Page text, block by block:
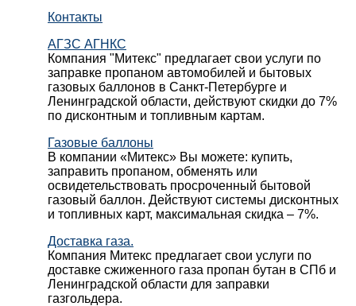
Контакты
АГЗС АГНКС
Компания "Митекс" предлагает свои услуги по
заправке пропаном автомобилей и бытовых
газовых баллонов в Санкт-Петербурге и
Ленинградской области, действуют скидки до 7%
по дисконтным и топливным картам.
Газовые баллоны
В компании «Митекс» Вы можете: купить,
заправить пропаном, обменять или
освидетельствовать просроченный бытовой
газовый баллон. Действуют системы дисконтных
и топливных карт, максимальная скидка – 7%.
Доставка газа.
Компания Митекс предлагает свои услуги по
доставке сжиженного газа пропан бутан в СПб и
Ленинградской области для заправки
газгольдера.